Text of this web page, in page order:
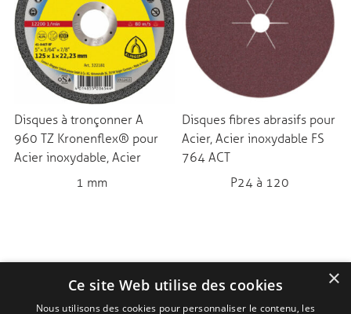
Disques à tronçonner A
960 TZ Kronenflex® pour
Acier inoxydable, Acier
1 mm
Disques fibres abrasifs pour
Acier, Acier inoxydable FS
764 ACT
P24 à 120
×
Ce site Web utilise des cookies
Nous utilisons des cookies pour personnaliser le contenu, les